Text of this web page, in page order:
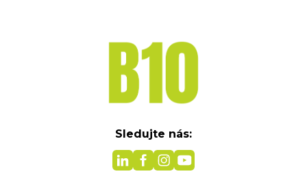
Sledujte nás: